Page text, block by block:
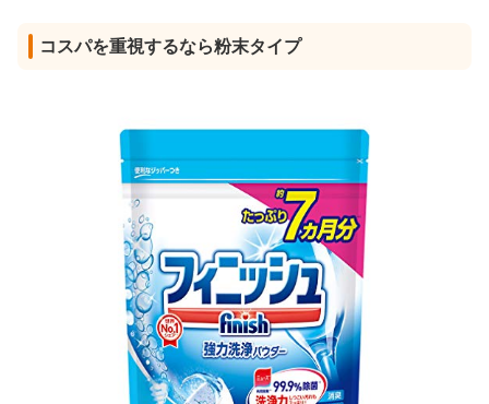
コスパを重視するなら粉末タイプ